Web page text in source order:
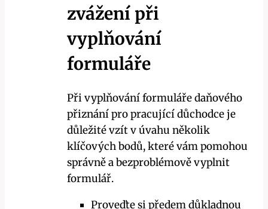
zvážení při
vyplňování
formuláře
Při vyplňování formuláře daňového
přiznání pro pracující důchodce je
důležité vzít v úvahu několik
klíčových bodů, které vám pomohou
správně a bezproblémově vyplnit
formulář.
Proveďte si předem důkladnou